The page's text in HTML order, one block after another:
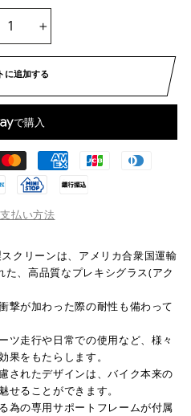
に追加する
払い方法
クリーンは、アメリカ合衆国運輸
、高品質なプレキシグラス(アク
撃が加わった際の耐性も備わって
ツ走行や日常での使用など、様々
果をもたらします。
されたデザインは、バイク本来の
せることができます。
為の専用サポートフレームが付属